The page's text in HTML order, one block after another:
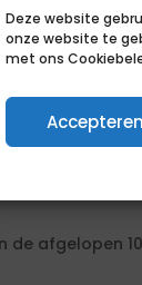
Deze website
onze website te
met ons
Accepteren
hbo-
als Juridisch
van
de afgelopen